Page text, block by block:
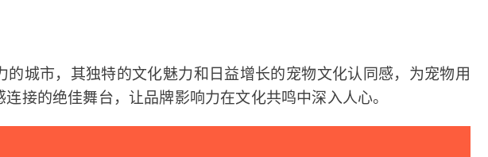
城市，其独特的文化魅力和日益增长的宠物文化认同感，为宠物用
接的绝佳舞台，让品牌影响力在文化共鸣中深入人心。